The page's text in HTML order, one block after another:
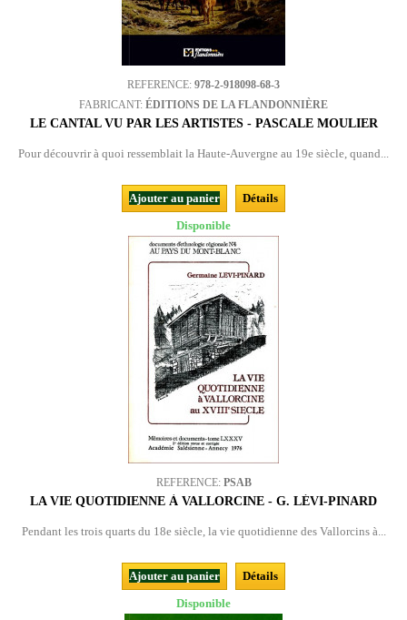
REFERENCE: 978-2-918098-68-3
FABRICANT: ÉDITIONS DE LA FLANDONNIÈRE
LE CANTAL VU PAR LES ARTISTES - PASCALE MOULIER
Pour découvrir à quoi ressemblait la Haute-Auvergne au 19e siècle, quand...
Ajouter au panier
Détails
Disponible
REFERENCE: PSAB
LA VIE QUOTIDIENNE À VALLORCINE - G. LÉVI-PINARD
Pendant les trois quarts du 18e siècle, la vie quotidienne des Vallorcins à...
Ajouter au panier
Détails
Disponible